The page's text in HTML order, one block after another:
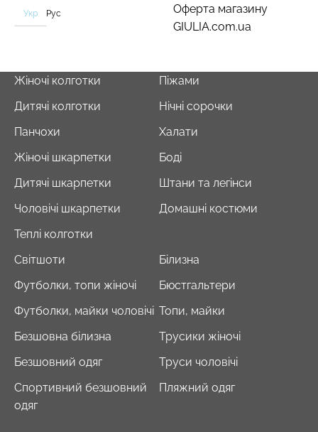
Оферта магазину
GIULIA.com.ua
Укр Рус
Жіночі колготки
Дитячі колготки
Панчохи
Жіночі шкарпетки
Дитячі шкарпетки
Чоловічі шкарпетки
Теплі колготки
Піжами
Нічні сорочки
Халати
Боді
Штани та легінси
Домашні костюми
Світшоти
Футболки, топи жіночі
Футболки, майки чоловічі
Безшовна білизна
Безшовний одяг
Спортивний безшовний
одяг
Білизна
Бюстгальтери
Топи, майки
Трусики жіночі
Труси чоловічі
Пляжний одяг